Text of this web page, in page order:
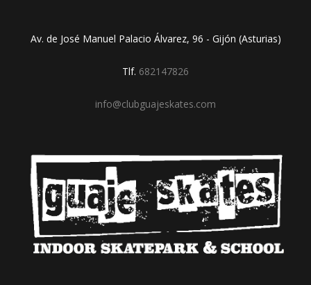
Av. de José Manuel Palacio Álvarez, 96 - Gijón (Asturias)
Tlf. 682147826
info@clubguajeskates.com